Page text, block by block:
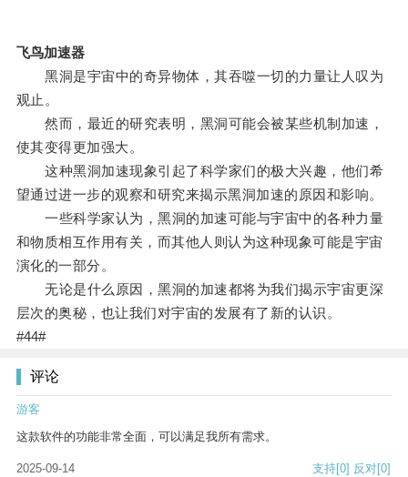
飞鸟加速器
黑洞是宇宙中的奇异物体，其吞噬一切的力量让人叹为
观止。
然而，最近的研究表明，黑洞可能会被某些机制加速，
使其变得更加强大。
这种黑洞加速现象引起了科学家们的极大兴趣，他们希
望通过进一步的观察和研究来揭示黑洞加速的原因和影响。
一些科学家认为，黑洞的加速可能与宇宙中的各种力量
和物质相互作用有关，而其他人则认为这种现象可能是宇宙
演化的一部分。
无论是什么原因，黑洞的加速都将为我们揭示宇宙更深
层次的奥秘，也让我们对宇宙的发展有了新的认识。
#44#
评论
游客
这款软件的功能非常全面，可以满足我所有需求。
2025-09-14 支持[0] 反对[0]